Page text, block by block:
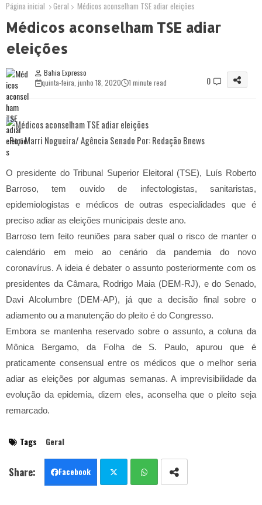
Página inicial Geral Médicos aconselham TSE adiar eleições
Médicos aconselham TSE adiar
eleições
Bahia Expresso
quinta-feira, junho 18, 2020
1 minute read 0
Por: Marri Nogueira/ Agência Senado Por: Redação Bnews
O presidente do Tribunal Superior Eleitoral (TSE), Luís Roberto
Barroso, tem ouvido de infectologistas, sanitaristas,
epidemiologistas e médicos de outras especialidades que é
preciso adiar as eleições municipais deste ano.
Barroso tem feito reuniões para saber qual o risco de manter o
calendário em meio ao cenário da pandemia do novo
coronavírus. A ideia é debater o assunto posteriormente com os
presidentes da Câmara, Rodrigo Maia (DEM-RJ), e do Senado,
Davi Alcolumbre (DEM-AP), já que a decisão final sobre o
adiamento ou a manutenção do pleito é do Congresso.
Embora se mantenha reservado sobre o assunto, a coluna da
Mônica Bergamo, da Folha de S. Paulo, apurou que é
praticamente consensual entre os médicos que o melhor seria
adiar as eleições por algumas semanas. A imprevisibilidade da
evolução da epidemia, dizem eles, aconselha que o pleito seja
remarcado.
Tags Geral
Facebook